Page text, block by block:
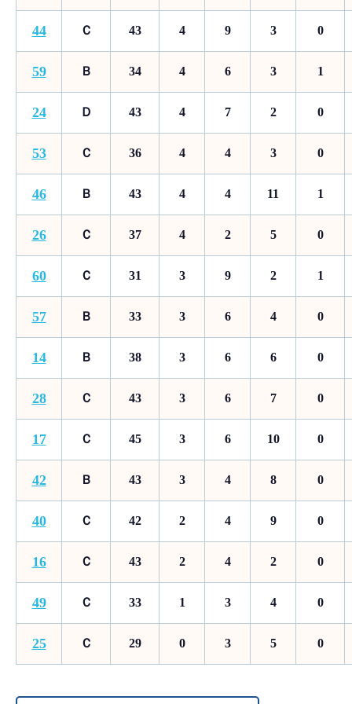
44 Ｃ 43 4 9 3 0
59 Ｂ 34 4 6 3 1
24 Ｄ 43 4 7 2 0
53 Ｃ 36 4 4 3 0
46 Ｂ 43 4 4 11 1
26 Ｃ 37 4 2 5 0
60 Ｃ 31 3 9 2 1
57 Ｂ 33 3 6 4 0
14 Ｂ 38 3 6 6 0
28 Ｃ 43 3 6 7 0
17 Ｃ 45 3 6 10 0
42 Ｂ 43 3 4 8 0
40 Ｃ 42 2 4 9 0
16 Ｃ 43 2 4 2 0
49 Ｃ 33 1 3 4 0
25 Ｃ 29 0 3 5 0